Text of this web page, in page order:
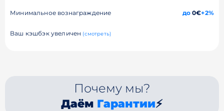
Минимальное вознаграждение до0€+2%
Ваш кэшбэк увеличен (смотреть)
Почему мы?
Даём Гарантии⚡